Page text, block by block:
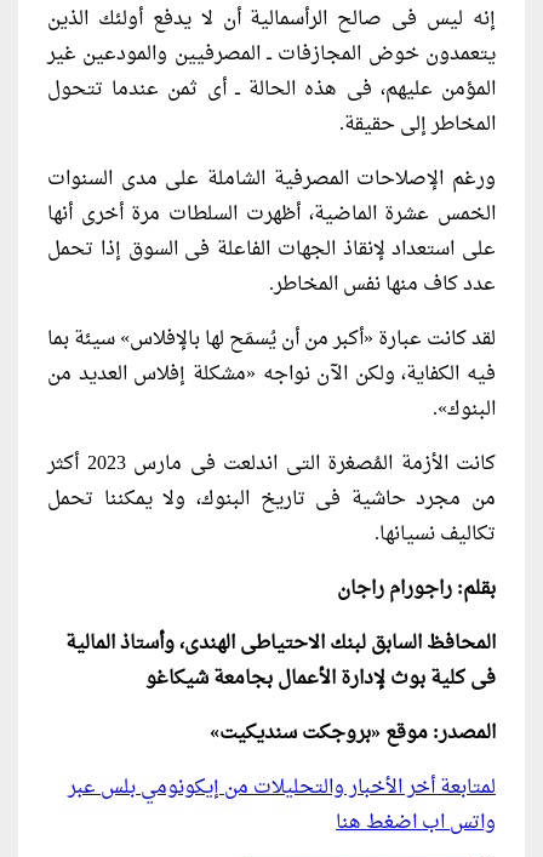
إنه ليس فى صالح الرأسمالية أن لا يدفع أولئك الذين
يتعمدون خوض المجازفات ــ المصرفيين والمودعين غير
المؤمن عليهم، فى هذه الحالة ــ أى ثمن عندما تتحول
المخاطر إلى حقيقة.
ورغم الإصلاحات المصرفية الشاملة على مدى السنوات
الخمس عشرة الماضية، أظهرت السلطات مرة أخرى أنها
على استعداد لإنقاذ الجهات الفاعلة فى السوق إذا تحمل
عدد كاف منها نفس المخاطر.
لقد كانت عبارة «أكبر من أن يُسمَح لها بالإفلاس» سيئة بما
فيه الكفاية، ولكن الآن نواجه «مشكلة إفلاس العديد من
البنوك».
كانت الأزمة المُصغرة التى اندلعت فى مارس 2023 أكثر
من مجرد حاشية فى تاريخ البنوك، ولا يمكننا تحمل
تكاليف نسيانها.
بقلم: راجورام راجان
المحافظ السابق لبنك الاحتياطى الهندى، وأستاذ المالية
فى كلية بوث لإدارة الأعمال بجامعة شيكاغو
المصدر: موقع «بروجكت سنديكيت»
لمتابعة أخر الأخبار والتحليلات من إيكونومي بلس عبر
واتس اب اضغط هنا